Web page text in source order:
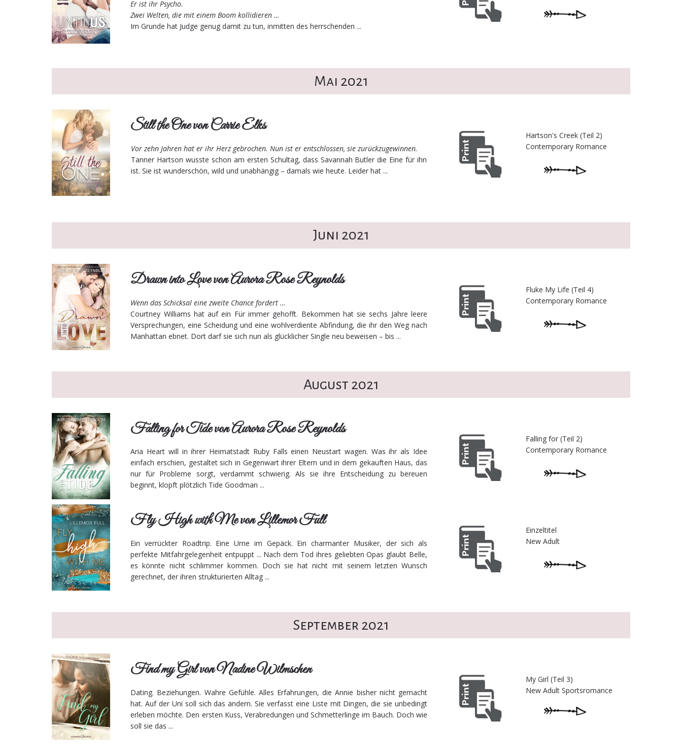
Er ist ihr Psycho.
Zwei Welten, die mit einem Boom kollidieren …
Im Grunde hat Judge genug damit zu tun, inmitten des herrschenden ...
Mai 2021
Still the One von Carrie Elks
Vor zehn Jahren hat er ihr Herz gebrochen. Nun ist er entschlossen, sie zurückzugewinnen.
Tanner Hartson wusste schon am ersten Schultag, dass Savannah Butler die Eine für ihn
ist. Sie ist wunderschön, wild und unabhängig – damals wie heute. Leider hat ...
Hartson's Creek (Teil 2)
Contemporary Romance
Juni 2021
Drawn into Love von Aurora Rose Reynolds
Wenn das Schicksal eine zweite Chance fordert …
Courtney Williams hat auf ein Für immer gehofft. Bekommen hat sie sechs Jahre leere
Versprechungen, eine Scheidung und eine wohlverdiente Abfindung, die ihr den Weg nach
Manhattan ebnet. Dort darf sie sich nun als glücklicher Single neu beweisen – bis ...
Fluke My Life (Teil 4)
Contemporary Romance
August 2021
Falling for Tide von Aurora Rose Reynolds
Aria Heart will in ihrer Heimatstadt Ruby Falls einen Neustart wagen. Was ihr als Idee
einfach erschien, gestaltet sich in Gegenwart ihrer Eltern und in dem gekauften Haus, das
nur für Probleme sorgt, verdammt schwierig. Als sie ihre Entscheidung zu bereuen
beginnt, klopft plötzlich Tide Goodman ...
Falling for (Teil 2)
Contemporary Romance
Fly High with Me von Lillemor Full
Ein verrückter Roadtrip. Eine Urne im Gepäck. Ein charmanter Musiker, der sich als
perfekte Mitfahrgelegenheit entpuppt ... Nach dem Tod ihres geliebten Opas glaubt Belle,
es könnte nicht schlimmer kommen. Doch sie hat nicht mit seinem letzten Wunsch
gerechnet, der ihren strukturierten Alltag ...
Einzeltitel
New Adult
September 2021
Find my Girl von Nadine Wilmschen
Dating. Beziehungen. Wahre Gefühle. Alles Erfahrungen, die Annie bisher nicht gemacht
hat. Auf der Uni soll sich das ändern. Sie verfasst eine Liste mit Dingen, die sie unbedingt
erleben möchte. Den ersten Kuss, Verabredungen und Schmetterlinge im Bauch. Doch wie
soll sie das ...
My Girl (Teil 3)
New Adult Sportsromance